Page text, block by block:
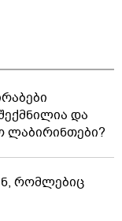
და
ლაბირინთები?
რომლებიც